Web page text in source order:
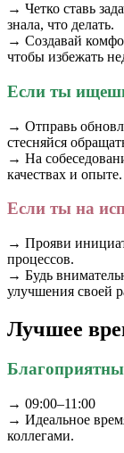
→ Четко ставь
знала, что делать.
→ Создавай
чтобы избежать
Если ты
→ Отправь
стесняйся
→ На
качествах и опыте.
Если ты на
→ Прояви
процессов.
→ Будь
улучшения своей
Лучшее
→ 09:00–11:00
→ Идеальное
коллегами.